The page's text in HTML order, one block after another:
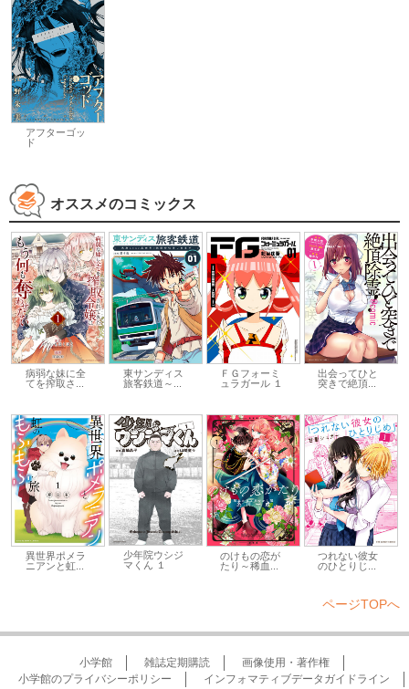
アフターゴッ
ド
オススメのコミックス
病弱な妹に全
てを搾取さ...
東サンディス
旅客鉄道～...
ＦＧフォーミ
ュラガール １
出会ってひと
突きで絶頂...
異世界ポメラ
ニアンと虹...
少年院ウシジ
マくん １
のけもの恋が
たり～稀血...
つれない彼女
のひとりじ...
ページTOPへ
小学館 雑誌定期購読
画像使用・著作権
小学館のプライバシーポリシー
インフォマティブデータガイドライン